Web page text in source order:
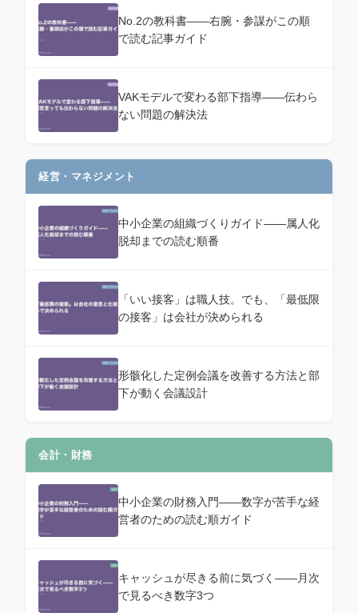
No.2の教科書——右腕・参謀がこの順
で読む記事ガイド
VAKモデルで変わる部下指導——伝わら
ない問題の解決法
経営・マネジメント
中小企業の組織づくりガイド——属人化
脱却までの読む順番
「いい接客」は職人技。でも、「最低限
の接客」は会社が決められる
形骸化した定例会議を改善する方法と部
下が動く会議設計
会計・財務
中小企業の財務入門——数字が苦手な経
営者のための読む順ガイド
キャッシュが尽きる前に気づく——月次
で見るべき数字3つ